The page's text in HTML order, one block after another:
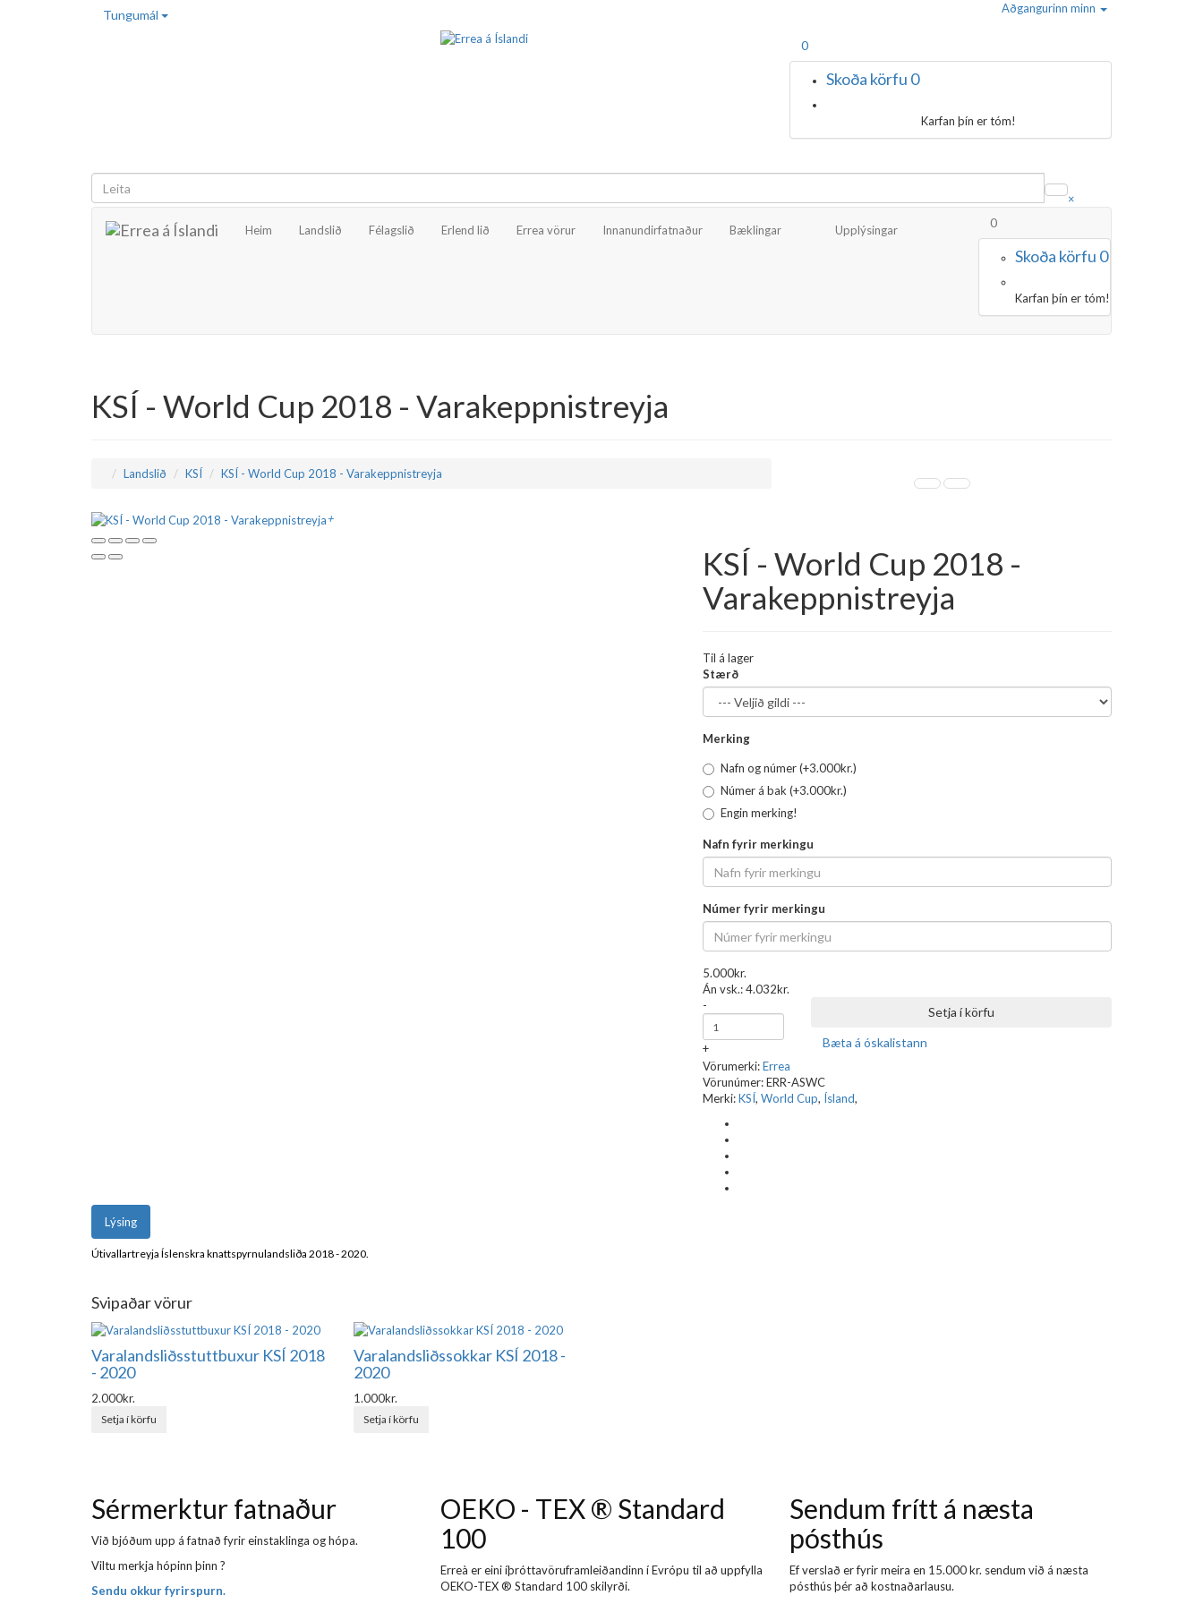
Aðgangurinn minn
Tungumál
0
Skoða körfu 0
Karfan þín er tóm!
×
Heim Landslið Félagslið Erlend lið Errea vörur Innanundirfatnaður Bæklingar Upplýsingar 0
Skoða körfu 0
Karfan þín er tóm!
KSÍ - World Cup 2018 - Varakeppnistreyja
Landslið KSÍ KSÍ - World Cup 2018 - Varakeppnistreyja
+
KSÍ - World Cup 2018 -
Varakeppnistreyja
Til á lager
Stærð
Merking
Nafn og númer (+3.000kr.)
Númer á bak (+3.000kr.)
Engin merking!
Nafn fyrir merkingu
Númer fyrir merkingu
5.000kr.
Án vsk.:4.032kr.
-
+
Setja í körfu
Bæta á óskalistann
Vörumerki:Errea
Vörunúmer:ERR-ASWC
Merki:KSÍ, World Cup, Ísland,
Lýsing
Útivallartreyja Íslenskra knattspyrnulandsliða 2018 - 2020.
Svipaðar vörur
Varalandsliðsstuttbuxur KSÍ 2018
- 2020
2.000kr.
Setja í körfu
Varalandsliðssokkar KSÍ 2018 -
2020
1.000kr.
Setja í körfu
Sérmerktur fatnaður
Við bjóðum upp á fatnað fyrir einstaklinga og hópa.
Viltu merkja hópinn þinn ?
Sendu okkur fyrirspurn.
OEKO - TEX ® Standard
100
Erreà er eini íþróttavöruframleiðandinn í Evrópu til að uppfylla
OEKO-TEX ® Standard 100 skilyrði.
Sendum frítt á næsta
pósthús
Ef verslað er fyrir meira en 15.000 kr. sendum við á næsta
pósthús þér að kostnaðarlausu.